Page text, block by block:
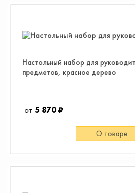
Настольный набор для
предметов, красное дерево
5 870 ₽
О товаре